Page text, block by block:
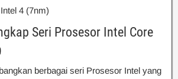
4 (7nm)
Seri Prosesor Intel Core
berbagai seri Prosesor Intel yang